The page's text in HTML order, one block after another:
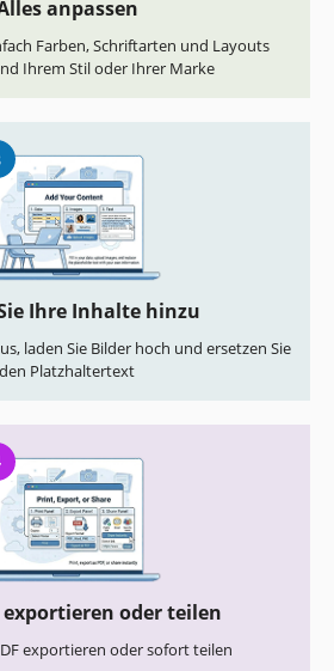
anpassen
Farben, Schriftarten und Layouts
Ihrem Stil oder Ihrer Marke
Ihre Inhalte hinzu
laden Sie Bilder hoch und ersetzen Sie
den Platzhaltertext
oder teilen
exportieren oder sofort teilen